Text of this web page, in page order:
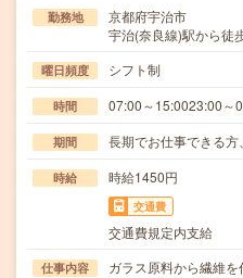
勤務地
京都府宇治市
宇治(奈良線)駅から徒
曜日頻度 シフト制
時間 07:00～15:0023:00～
期間 長期でお仕事できる方
時給 時給1450円
交通費
交通費規定内支給
仕事内容
ガラス原料から繊維